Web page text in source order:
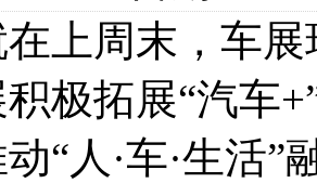
上周末，车
极拓展“汽车
“人·车·生活